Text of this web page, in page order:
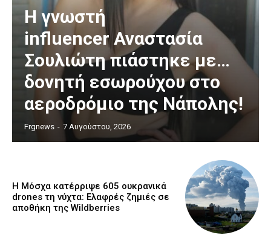
Η γνωστή
influencer Αναστασία
Σουλιώτη πιάστηκε με…
δονητή εσωρούχου στο
αεροδρόμιο της Νάπολης!
Frgnews - 7 Αυγούστου, 2026
Η Μόσχα κατέρριψε 605 ουκρανικά
drones τη νύχτα: Ελαφρές ζημιές σε
αποθήκη της Wildberries